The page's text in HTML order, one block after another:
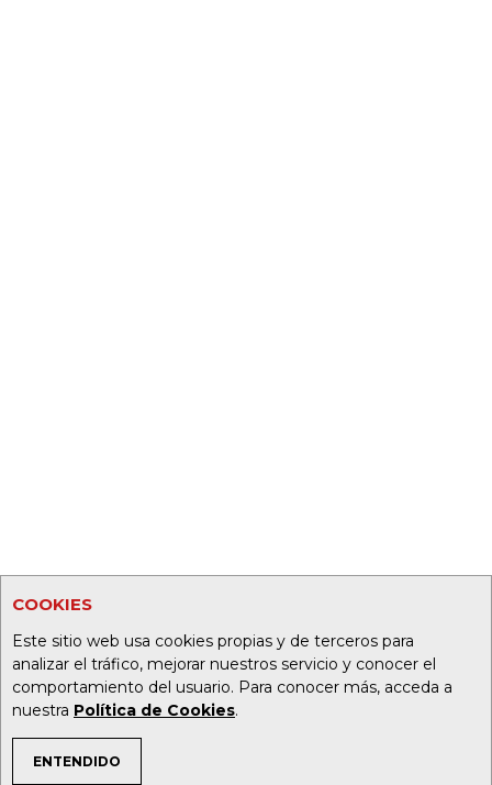
COOKIES
Este sitio web usa cookies propias y de terceros para
analizar el tráfico, mejorar nuestros servicio y conocer el
comportamiento del usuario. Para conocer más, acceda a
nuestra Política de Cookies.
ENTENDIDO
TEMAS DE INTERÉS